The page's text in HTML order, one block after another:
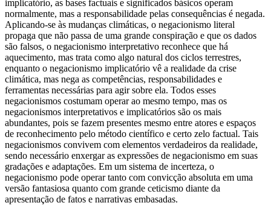
implicatório, as bases factuais e significados básicos operam
normalmente, mas a responsabilidade pelas consequências é negada.
Aplicando-se às mudanças climáticas, o negacionismo literal
propaga que não passa de uma grande conspiração e que os dados
são falsos, o negacionismo interpretativo reconhece que há
aquecimento, mas trata como algo natural dos ciclos terrestres,
enquanto o negacionismo implicatório vê a realidade da crise
climática, mas nega as competências, responsabilidades e
ferramentas necessárias para agir sobre ela. Todos esses
negacionismos costumam operar ao mesmo tempo, mas os
negacionismos interpretativos e implicatórios são os mais
abundantes, pois se fazem presentes mesmo entre atores e espaços
de reconhecimento pelo método científico e certo zelo factual. Tais
negacionismos convivem com elementos verdadeiros da realidade,
sendo necessário enxergar as expressões de negacionismo em suas
gradações e adaptações. Em um sistema de incerteza, o
negacionismo pode operar tanto com convicção absoluta em uma
versão fantasiosa quanto com grande ceticismo diante da
apresentação de fatos e narrativas embasadas.